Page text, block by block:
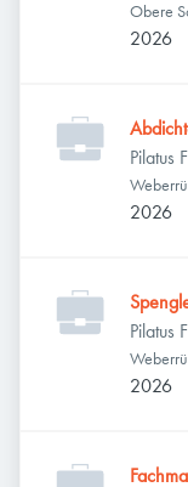
Obere
Schweiz
2026
Pilatus
2026
Pilatus
2026